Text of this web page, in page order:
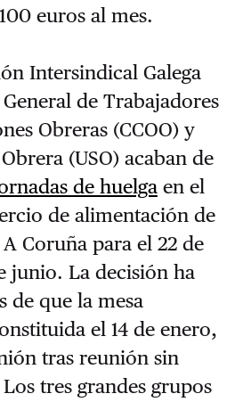
euros al mes.
Intersindical Galega
de Trabajadores
Obreras (CCOO) y
(USO) acaban de
de huelgaen el
de alimentación de
Coruña para el 22 de
junio. La decisión ha
de que la mesa
el 14 de enero,
tras reunión sin
tres grandes grupos